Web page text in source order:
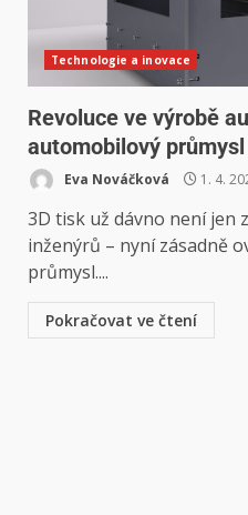
Technologie a inovace
Revoluce ve výrobě
automobilový průmysl
Eva Nováčková 1. 4.
3D tisk už dávno není jen
inženýrů – nyní zásadně
průmysl....
Pokračovat ve čtení